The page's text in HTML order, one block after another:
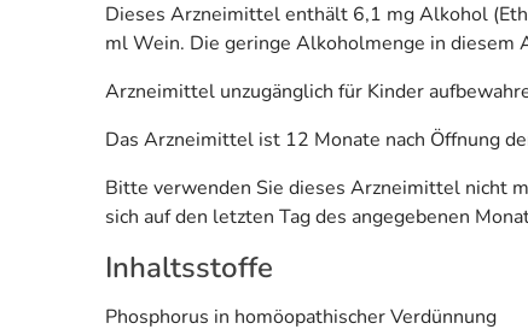
Dieses Arzneimittel enthält 6,1 mg Alkohol
ml Wein. Die geringe Alkoholmenge in
Arzneimittel unzugänglich für Kinder
Das Arzneimittel ist 12 Monate nach Öffnung
Bitte verwenden Sie dieses Arzneimittel nicht
sich auf den letzten Tag des angegebenen
Inhaltsstoffe
Phosphorus in homöopathischer Verdünnung